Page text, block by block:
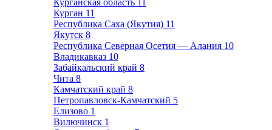
Курганская область 11
Курган 11
Республика Саха (Якутия) 11
Якутск 8
Республика Северная Осетия — Алания 10
Владикавказ 10
Забайкальский край 8
Чита 8
Камчатский край 8
Петропавловск-Камчатский 5
Елизово 1
Вилючинск 1